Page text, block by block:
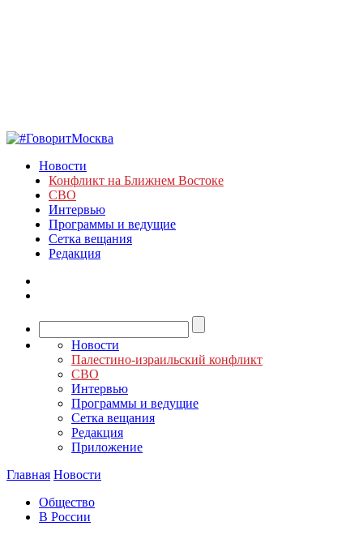
Новости
Конфликт на Ближнем Востоке
СВО
Интервью
Программы и ведущие
Сетка вещания
Редакция
Новости
Палестино-израильский конфликт
СВО
Интервью
Программы и ведущие
Сетка вещания
Редакция
Приложение
Главная Новости
Общество
В России